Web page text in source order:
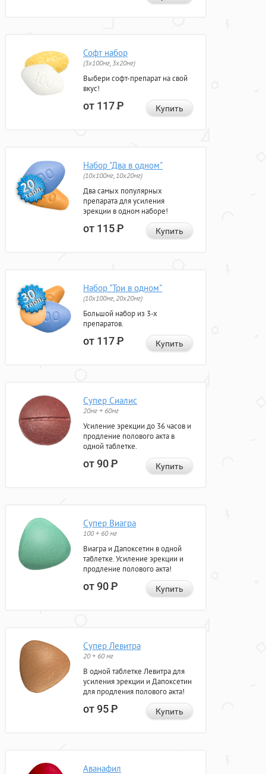
Софт набор
(3x100мг, 3x20мг)
Выбери софт-препарат на свой
вкус!
от 117Р Купить
Набор "Два в одном"
(10x100мг, 10x20мг)
Два самых популярных
препарата для усиления
эрекции в одном наборе!
от 115Р Купить
Набор "Три в одном"
(10x100мг, 20x20мг)
Большой набор из 3-х
препаратов.
от 117Р Купить
Супер Сиалис
20мг + 60мг
Усиление эрекции до 36 часов и
продление полового акта в
одной таблетке.
от 90Р Купить
Супер Виагра
100 + 60 мг
Виагра и Дапоксетин в одной
таблетке. Усиление эрекции и
продление полового акта!
от 90Р Купить
Супер Левитра
20 + 60 мг
В одной таблетке Левитра для
усиления эрекции и Дапоксетин
для продления полового акта!
от 95Р Купить
Аванафил